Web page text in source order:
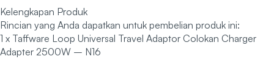
Kelengkapan Produk
Rincian yang Anda dapatkan untuk pembelian produk ini:
1 x Taffware Loop Universal Travel Adaptor Colokan Charger
Adapter 2500W – N16